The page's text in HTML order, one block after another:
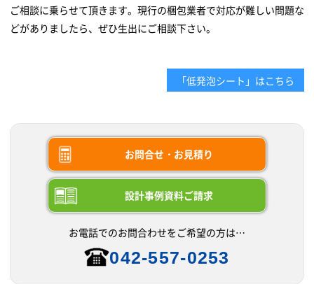
ご相談に乗らせて頂きます。現行の梱包業者で対応が難しい問題な
どがありましたら、ぜひ生出にご相談下さい。
「低発泡シート」はこちら
お問合せ・お見積り
設計事例資料ご請求
お電話でのお問合わせをご希望の方は…
042-557-0253